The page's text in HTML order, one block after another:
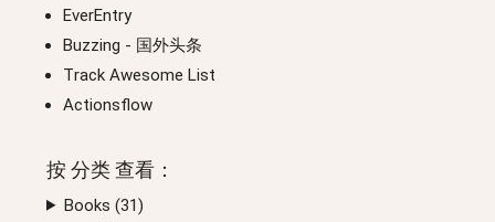
EverEntry
Buzzing - 国外头条
Track Awesome List
Actionsflow
按 分类 查看：
Books (31)